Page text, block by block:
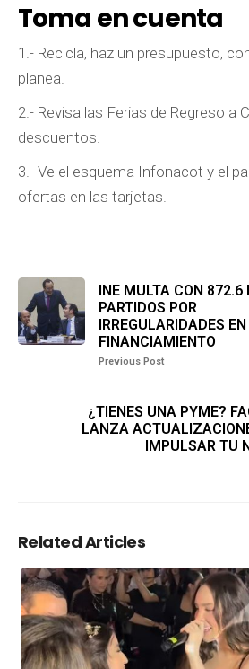
Toma en cuenta
1.- Recicla, haz un presupuesto,
planea.
2.- Revisa las Ferias de Regreso a
descuentos.
3.- Ve el esquema Infonacot y el
ofertas en las tarjetas.
INE MULTA CON 872.6
PARTIDOS POR
IRREGULARIDADES EN
FINANCIAMIENTO
Previous Post
¿TIENES UNA PYME?
LANZA
IMPULSAR TU
Related Articles